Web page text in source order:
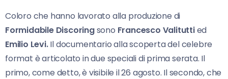
Coloro che hanno lavorato alla produzione di
Formidabile Discoringsono Francesco Valituttied
Emilio Levi.Il documentario alla scoperta del celebre
format è articolato in due speciali di prima serata. Il
primo, come detto, è visibile il 26 agosto. Il secondo, che